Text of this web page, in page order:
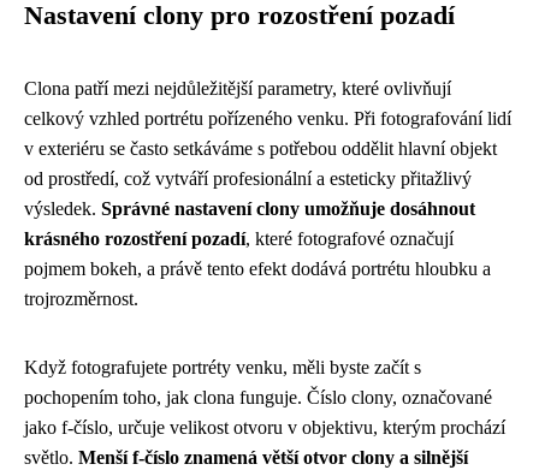
Nastavení clony pro rozostření pozadí
Clona patří mezi nejdůležitější parametry, které ovlivňují
celkový vzhled portrétu pořízeného venku. Při fotografování lidí
v exteriéru se často setkáváme s potřebou oddělit hlavní objekt
od prostředí, což vytváří profesionální a esteticky přitažlivý
výsledek. Správné nastavení clony umožňuje dosáhnout
krásného rozostření pozadí, které fotografové označují
pojmem bokeh, a právě tento efekt dodává portrétu hloubku a
trojrozměrnost.
Když fotografujete portréty venku, měli byste začít s
pochopením toho, jak clona funguje. Číslo clony, označované
jako f-číslo, určuje velikost otvoru v objektivu, kterým prochází
světlo. Menší f-číslo znamená větší otvor clony a silnější